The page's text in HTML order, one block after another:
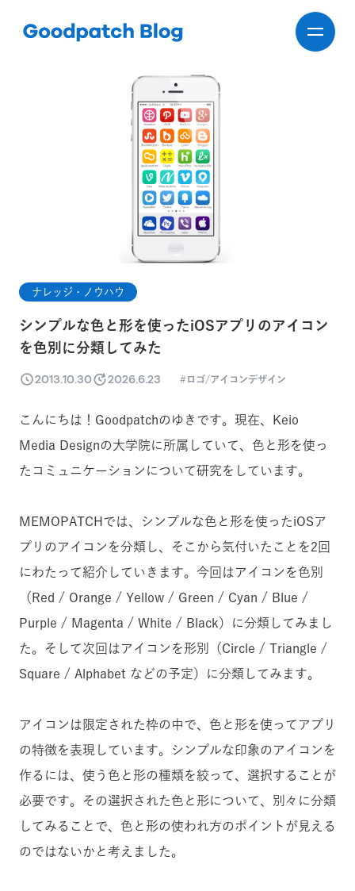
ナレッジ・ノウハウ
シンプルな色と形を使ったiOSアプリのアイコン
を色別に分類してみた
2013.10.30 2026.6.23 ロゴ/アイコンデザイン
こんにちは！Goodpatchのゆきです。現在、Keio
Media Designの大学院に所属していて、色と形を使っ
たコミュニケーションについて研究をしています。
MEMOPATCHでは、シンプルな色と形を使ったiOSア
プリのアイコンを分類し、そこから気付いたことを2回
にわたって紹介していきます。今回はアイコンを色別
（Red / Orange / Yellow / Green / Cyan / Blue /
Purple / Magenta / White / Black）に分類してみまし
た。そして次回はアイコンを形別（Circle / Triangle /
Square / Alphabet などの予定）に分類してみます。
アイコンは限定された枠の中で、色と形を使ってアプリ
の特徴を表現しています。シンプルな印象のアイコンを
作るには、使う色と形の種類を絞って、選択することが
必要です。その選択された色と形について、別々に分類
してみることで、色と形の使われ方のポイントが見える
のではないかと考えました。